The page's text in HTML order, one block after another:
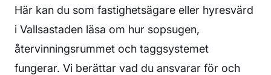
Här kan du som fastighetsägare eller hyresvärd
i Vallsastaden läsa om hur sopsugen,
återvinningsrummet och taggsystemet
fungerar. Vi berättar vad du ansvarar för och